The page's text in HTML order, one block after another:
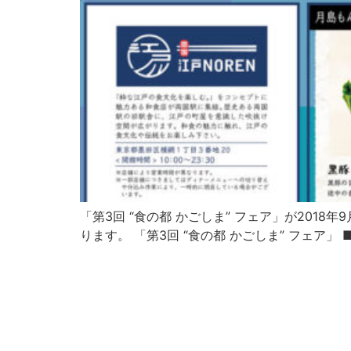
「第3回 “食の都 かごしま” フェア」が2018
ります。 「第3回 “食の都 かごしま” フェア